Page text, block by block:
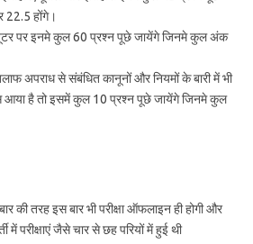
होंगे।
पर इनमे कुल 60 प्रश्न पूछे जायेंगे जिनमे कुल अंक
अपराध से संबंधित कानूनों और नियमों के बारी में भी
आया है तो इसमें कुल 10 प्रश्न पूछे जायेंगे जिनमे कुल
की तरह इस बार भी परीक्षा ऑफलाइन ही होगी और
में परीक्षाएं जैसे चार से छह परियों में हुई थी